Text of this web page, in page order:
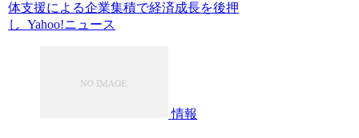
体支援による企業集積で経済成長を後押
し Yahoo!ニュース
情報